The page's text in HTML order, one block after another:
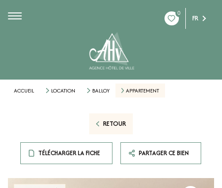
0
FR
ACCUEIL LOCATION BALLOY APPARTEMENT
RETOUR
TÉLÉCHARGER LA FICHE PARTAGER CE BIEN